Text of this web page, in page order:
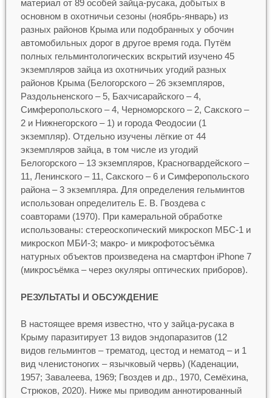
материал от 89 особей зайца-русака, добытых в
основном в охотничьи сезоны (ноябрь-январь) из
разных районов Крыма или подобранных у обочин
автомобильных дорог в другое время года. Путём
полных гельминтологических вскрытий изучено 45
экземпляров зайца из охотничьих угодий разных
районов Крыма (Белогорского – 26 экземпляров,
Раздольненского – 5, Бахчисарайского – 4,
Симферопольского – 4, Черноморского – 2, Сакского –
2 и Нижнегорского – 1) и города Феодосии (1
экземпляр). Отдельно изучены лёгкие от 44
экземпляров зайца, в том числе из угодий
Белогорского – 13 экземпляров, Красногвардейского –
11, Ленинского – 11, Сакского – 6 и Симферопольского
района – 3 экземпляра. Для определения гельминтов
использован определитель Е. В. Гвоздева с
соавторами (1970). При камеральной обработке
использованы: стереоскопический микроскоп МБС-1 и
микроскоп МБИ-3; макро- и микрофотосъёмка
натурных объектов произведена на смартфон iPhone 7
(микросъёмка – через окуляры оптических приборов).
РЕЗУЛЬТАТЫ И ОБСУЖДЕНИЕ
В настоящее время известно, что у зайца-русака в
Крыму паразитирует 13 видов эндопаразитов (12
видов гельминтов – трематод, цестод и нематод – и 1
вид членистоногих – язычковый червь) (Каденации,
1957; Завалеева, 1969; Гвоздев и др., 1970, Семёхина,
Стрюков, 2020). Ниже мы приводим аннотированный